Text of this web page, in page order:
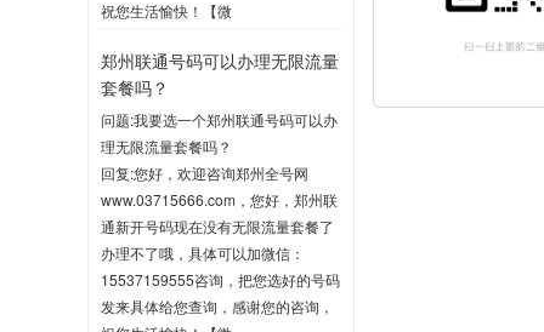
祝您生活愉快！【微
2020-06-03 10:04
郑州联通号码可以办理无限流量
套餐吗？
问题:我要选一个郑州联通号码可以办
理无限流量套餐吗？
回复:您好，欢迎咨询郑州全号网
www.03715666.com，您好，郑州联
通新开号码现在没有无限流量套餐了
办理不了哦，具体可以加微信：
15537159555咨询，把您选好的号码
发来具体给您查询，感谢您的咨询，